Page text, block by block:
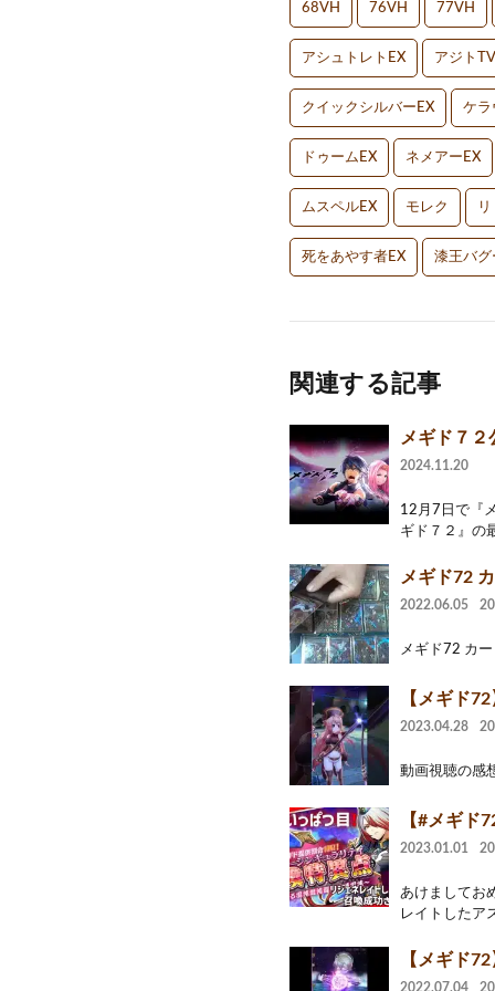
68VH 76VH 77VH
アシュトレトEX アジトTV
クイックシルバーEX ケラ
ドゥームEX ネメアーEX
ムスペルEX モレク
死をあやす者EX 漆王バグ
関連する記事
メギド７２
2024.11.20
12月7日で『
ギド７２』の
メギド72
2022.06.05
メギド72 カ
【メギド
2023.04.28
動画視聴の感
【#メギド
2023.01.01
あけましてお
レイトしたア
【メギド
2022.07.04